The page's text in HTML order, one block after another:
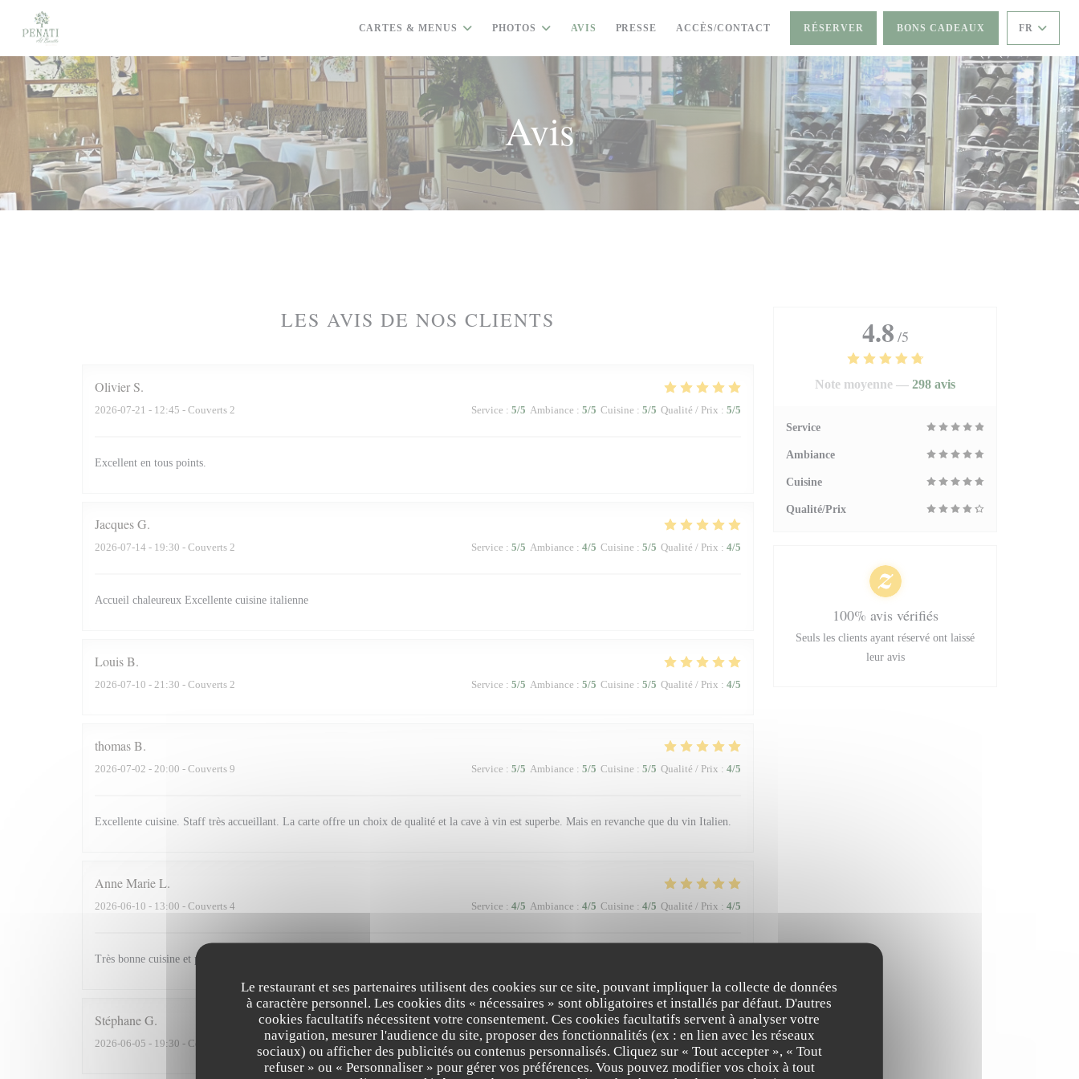
Personnalisation de vos choix en matière de cookies
Le restaurant et ses partenaires utilisent des cookies sur ce site, pouvant impliquer la collecte de données
à caractère personnel. Les cookies dits « nécessaires » sont obligatoires et installés par défaut. D'autres
cookies facultatifs nécessitent votre consentement. Ces cookies facultatifs servent à analyser votre
navigation, mesurer l'audience du site, proposer des fonctionnalités (ex : en lien avec les réseaux
sociaux) ou afficher des publicités ou contenus personnalisés. Cliquez sur « Tout accepter », « Tout
refuser » ou « Personnaliser » pour gérer vos préférences. Vous pouvez modifier vos choix à tout
CARTES & MENUS PHOTOS AVIS PRESSE ACCÈS/CONTACT RÉSERVER BONS CADEAUX FR
Avis
LES AVIS DE NOS CLIENTS
Olivier S
2026-07-21 - 12:45 - Couverts 2 Service : 5/5 Ambiance : 5/5 Cuisine : 5/5 Qualité / Prix : 5/5
Excellent en tous points.
JacquesG
2026-07-14 - 19:30 - Couverts 2 Service : 5/5 Ambiance : 4/5 Cuisine : 5/5 Qualité / Prix : 4/5
Accueil chaleureux Excellente cuisine italienne
LouisB
2026-07-10 - 21:30 - Couverts 2 Service : 5/5 Ambiance : 5/5 Cuisine : 5/5 Qualité / Prix : 4/5
thomasB
2026-07-02 - 20:00 - Couverts 9 Service : 5/5 Ambiance : 5/5 Cuisine : 5/5 Qualité / Prix : 4/5
Excellente cuisine. Staff très accueillant. La carte offre un choix de qualité et la cave à vin est superbe. Mais en revanche que du vin Italien.
Anne MarieL
2026-06-10 - 13:00 - Couverts 4 Service : 4/5 Ambiance : 4/5 Cuisine : 4/5 Qualité / Prix : 4/5
Très bonne cuisine et personnel attentionné, bon rapport qualité prix.
StéphaneG
2026-06-05 - 19:30 - Couverts 2 Service: 5/5 Ambiance: 5/5 Cuisine: 4 /5 Qualité / Prix : 4 /5
4.8 /5
Note moyenne — 298 avis
Service
Ambiance
Cuisine
Qualité/Prix
100% avis vérifiés
Seuls les clients ayant réservé ont laissé
leur avis